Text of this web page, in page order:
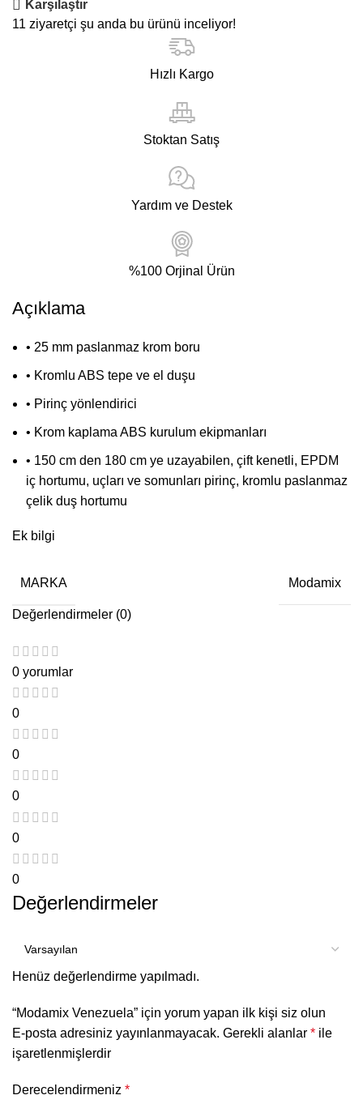
Karşılaştır
11 ziyaretçi şu anda bu ürünü inceliyor!
Hızlı Kargo
Stoktan Satış
Yardım ve Destek
%100 Orjinal Ürün
Açıklama
• 25 mm paslanmaz krom boru
• Kromlu ABS tepe ve el duşu
• Pirinç yönlendirici
• Krom kaplama ABS kurulum ekipmanları
• 150 cm den 180 cm ye uzayabilen, çift kenetli, EPDM
iç hortumu, uçları ve somunları pirinç, kromlu paslanmaz
çelik duş hortumu
Ek bilgi
MARKA Modamix
Değerlendirmeler (0)
0 yorumlar
0
0
0
0
0
Değerlendirmeler
Henüz değerlendirme yapılmadı.
“Modamix Venezuela” için yorum yapan ilk kişi siz olun
E-posta adresiniz yayınlanmayacak. Gerekli alanlar * ile
işaretlenmişlerdir
Derecelendirmeniz *